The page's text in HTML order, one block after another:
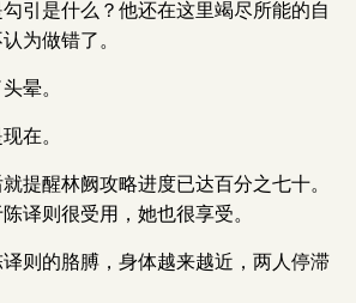
引是什么？他还在这里竭尽所能的自
为做错了。
晕。
在。
提醒林阙攻略进度已达百分之七十。
译则很受用，她也很享受。
则的胳膊，身体越来越近，两人停滞